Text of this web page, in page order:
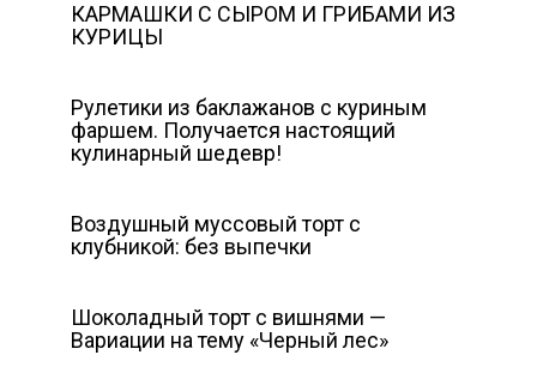
КАРМАШКИ С СЫРОМ И ГРИБАМИ ИЗ
КУРИЦЫ
Рулетики из баклажанов с куриным
фаршем. Получается настоящий
кулинарный шедевр!
Воздушный муссовый торт с
клубникой: без выпечки
Шоколадный торт с вишнями —
Вариации на тему «Черный лес»